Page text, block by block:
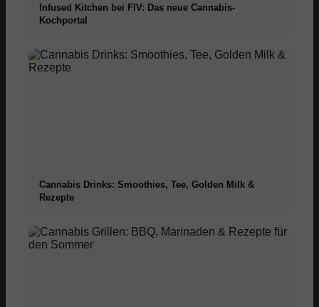
Infused Kitchen bei FIV: Das neue Cannabis-
Kochportal
Cannabis Drinks: Smoothies, Tee, Golden Milk &
Rezepte